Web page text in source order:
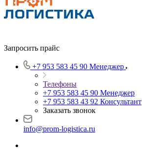
Запросить прайс
+7 953 583 45 90 Менеджер
Телефоны
+7 953 583 45 90 Менеджер
+7 953 583 43 92 Консультант
Заказать звонок
info@prom-logistica.ru